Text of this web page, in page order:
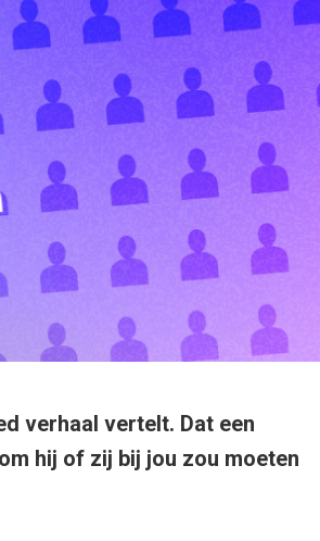
verhaal vertelt. Dat een
hij of zij bij jou zou moeten